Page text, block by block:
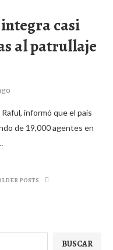
casi
al patrullaje
informó que el país
de 19,000 agentes en
POSTS
BUSCAR